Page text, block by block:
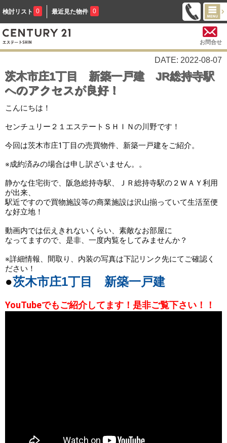
検討リスト 0 最近見た物件 0
お問合せ
DATE: 2022-08-07
茨木市庄1丁目 新築一戸建 JR総持寺駅
へのアクセスが良好！
こんにちは！
センチュリー２１エステートＳＨＩＮの川野です！
今回は茨木市庄1丁目の売買物件、新築一戸建をご紹介。
※成約済みの場合は申し訳ざいません。。
静かな住宅街で、阪急総持寺駅、ＪＲ総持寺駅の２ＷＡＹ利用
が出来、
駅近ですので買物施設等の商業施設は沢山揃っていて生活至便
な好立地！
動画内では伝えきれないくらい、素敵なお部屋に
なってますので、是非、一度内覧をしてみませんか？
※詳細情報、間取り、内装の写真は下記リンク先にてご確認く
●茨木市庄1丁目　新築一戸建
YouTubeでもご紹介してます！是非ご覧下さい！！